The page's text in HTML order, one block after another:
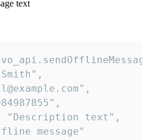
text
"Description text",
message"